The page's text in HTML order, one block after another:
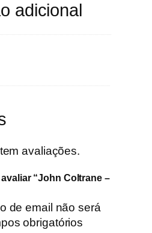
adicional
avaliações.
“John Coltrane –
de email não será
obrigatórios